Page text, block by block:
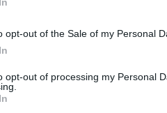
opt-out of the Sale of my Personal
opt-out of processing my Personal
ελπίζοντας η
εξελίξεων».
Πρωθυπουργός κατέστησε
της Χεζμπολάχ, όπως